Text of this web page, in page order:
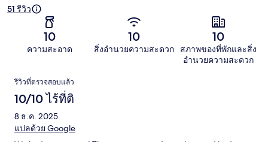
51 รีวิว
10
ความสะอาด
10
สิ่งอำนวยความสะดวก
10
สภาพของที่พักและสิ่ง
อำนวยความสะดวก
รีวิว
รีวิวที่ตรวจสอบแล้ว
10/10 ไร้ที่ติ
8 ธ.ค. 2025
แปลด้วย Google